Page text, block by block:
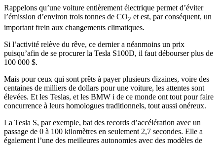
Rappelons qu’une voiture entièrement électrique permet d’éviter
l’émission d’environ trois tonnes de CO2 et est, par conséquent, un
important frein aux changements climatiques.
Si l’activité relève du rêve, ce dernier a néanmoins un prix
puisqu’afin de se procurer la Tesla S100D, il faut débourser plus de
100 000 $.
Mais pour ceux qui sont prêts à payer plusieurs dizaines, voire des
centaines de milliers de dollars pour une voiture, les attentes sont
élevées. Et les Teslas, et les BMW i de ce monde ont tout pour faire
concurrence à leurs homologues traditionnels, tout aussi onéreux.
La Tesla S, par exemple, bat des records d’accélération avec un
passage de 0 à 100 kilomètres en seulement 2,7 secondes. Elle a
également l’une des meilleures autonomies avec des modèles de